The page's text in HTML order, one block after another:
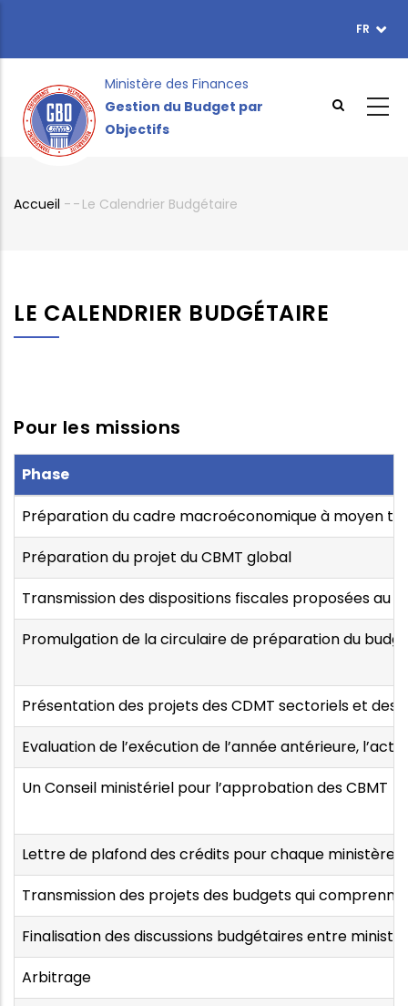
contenu
FR
Ministère des Finances
Gestion du Budget par
Objectifs
Accueil - - Le Calendrier Budgétaire
LE CALENDRIER BUDGÉTAIRE
Pour les missions
Phase
Préparation du cadre macroéconomique à moyen
Préparation du projet du CBMT global
Transmission des dispositions fiscales proposées au
Promulgation de la circulaire de préparation du
Présentation des projets des CDMT sectoriels et des
Evaluation de l’exécution de l’année antérieure,
Un Conseil ministériel pour l’approbation des CBMT
Lettre de plafond des crédits pour chaque ministère
Transmission des projets des budgets qui
Finalisation des discussions budgétaires entre
Arbitrage